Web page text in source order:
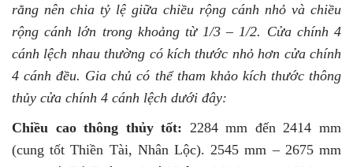
rằng nên chia tỷ lệ giữa chiều rộng cánh nhỏ và chiều
rộng cánh lớn trong khoảng từ 1/3 – 1/2. Cửa chính 4
cánh lệch nhau thường có kích thước nhỏ hơn cửa chính
4 cánh đều. Gia chủ có thể tham khảo kích thước thông
thủy cửa chính 4 cánh lệch dưới đây:
Chiều cao thông thủy tốt: 2284 mm đến 2414 mm
(cung tốt Thiền Tài, Nhân Lộc). 2545 mm – 2675 mm